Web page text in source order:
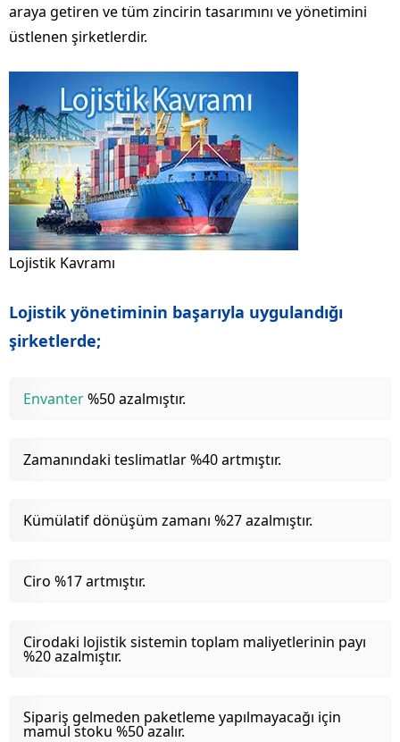
araya getiren ve tüm zincirin tasarımını ve yönetimini
üstlenen şirketlerdir.
Lojistik Kavramı
Lojistik yönetiminin başarıyla uygulandığı
şirketlerde;
Envanter%50 azalmıştır.
Zamanındaki teslimatlar %40 artmıştır.
Kümülatif dönüşüm zamanı %27 azalmıştır.
Ciro %17 artmıştır.
Cirodaki lojistik sistemin toplam maliyetlerinin payı
%20 azalmıştır.
Sipariş gelmeden paketleme yapılmayacağı için
mamul stoku %50 azalır.